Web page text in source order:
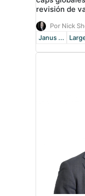
revisión de
Por Nick
Janus ...